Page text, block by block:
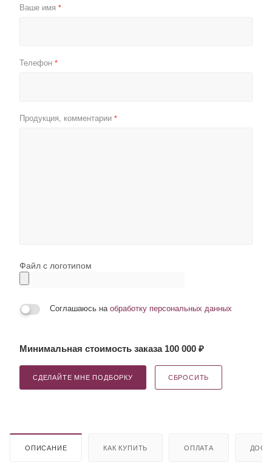
Ваше имя *
Телефон *
Продукция, комментарии *
Файл с логотипом
Соглашаюсь на обработку персональных данных
Минимальная стоимость заказа 100 000 ₽
СДЕЛАЙТЕ МНЕ ПОДБОРКУ СБРОСИТЬ
ОПИСАНИЕ КАК КУПИТЬ ОПЛАТА